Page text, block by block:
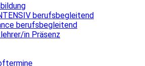
berufsbegleitend
berufsbegleitend
in Präsenz